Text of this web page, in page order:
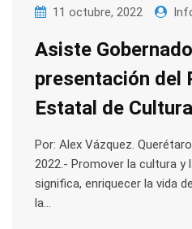
11 octubre, 2022
Asiste
presentación del
Estatal de
Por: Alex Vázquez.
2022.- Promover la cultura y
significa, enriquecer la vida
la…